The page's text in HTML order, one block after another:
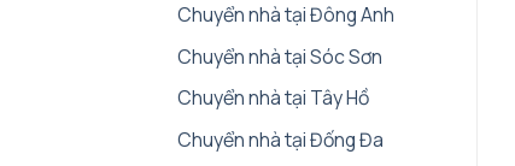
Chuyển nhà tại Đông Anh
Chuyển nhà tại Sóc Sơn
Chuyển nhà tại Tây Hồ
Chuyển nhà tại Đống Đa